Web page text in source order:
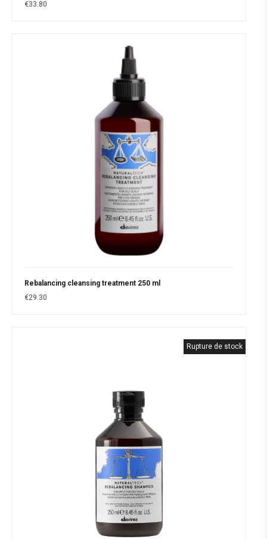
€33.80
Rebalancing cleansing treatment 250 ml
€29.30
Rupture de stock